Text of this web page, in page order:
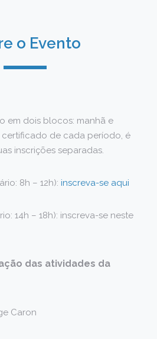
o Evento
em dois blocos: manhã e
certificado de cada período, é
inscrições separadas.
8h – 12h): inscreva-se aqui
14h – 18h): inscreva-se neste
das atividades da
Caron